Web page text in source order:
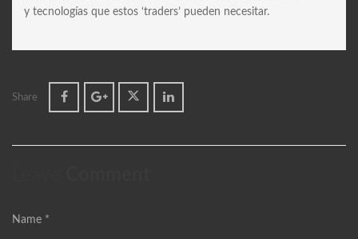
y tecnologías que estos ‘traders’ pueden necesitar.
Share
Name *